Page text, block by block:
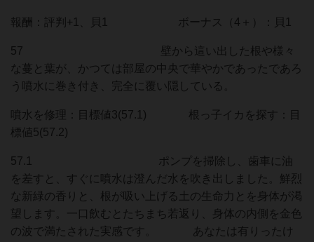
報酬：評判+1、貝1 ボーナス（4＋）：貝1
57 壁から這い出した根や様々
な蔓と葉が、かつては部屋の中央で華やかであったであろ
う噴水に巻き付き、完全に覆い隠している。
噴水を修理：目標値3(57.1) 根っ子イカを探す：目
標値5(57.2)
57.1 ポンプを掃除し、歯車に油
を差すと、すぐに噴水は澄んだ水を吹き出しました。鮮烈
な新緑の香りと、根が吸い上げる土の生命力とを身体が渇
望します。一口飲むとたちまち若返り、身体の内側を金色
の波で満たされた実感です。 あなたは有りったけ